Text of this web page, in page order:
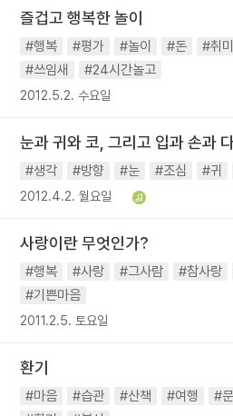
즐겁고 행복한 놀이
#행복 #평가 #놀이 #돈 #취미
#쓰임새
#24시간놀고
2012.5.2. 수요일
눈과 귀와 코, 그리고 입과 손과
#생각 #방향 #눈 #조심 #귀
2012.4.2. 월요일
사랑이란 무엇인가?
#행복 #사랑 #그사람 #참사랑
#기쁜마음
2011.2.5. 토요일
환기
#마음 #습관 #산책 #여행 #